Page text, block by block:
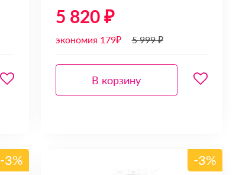
5 820 ₽
экономия 179₽ 5 999 ₽
В корзину
-3% -3%